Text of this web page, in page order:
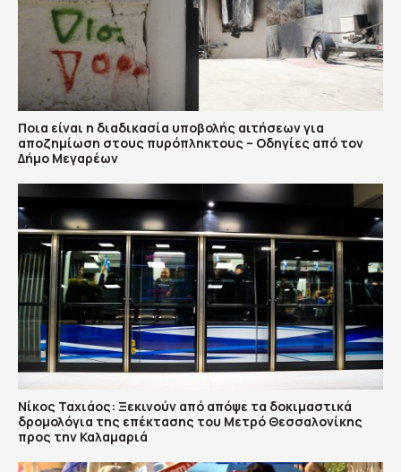
Ποια είναι η διαδικασία υποβολής αιτήσεων για
αποζημίωση στους πυρόπληκτους – Οδηγίες από τον
Δήμο Μεγαρέων
Νίκος Ταχιάος: Ξεκινούν από απόψε τα δοκιμαστικά
δρομολόγια της επέκτασης του Μετρό Θεσσαλονίκης
προς την Καλαμαριά